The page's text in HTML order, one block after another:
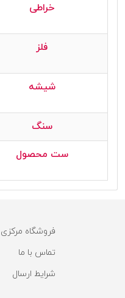
خراطی
فلز
شیشه
سنگ
ست محصول
فروشگاه مرکزی
تماس با ما
شرایط ارسال